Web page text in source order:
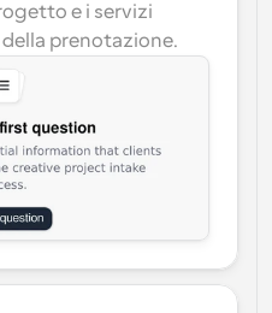
e i servizi
prenotazione.